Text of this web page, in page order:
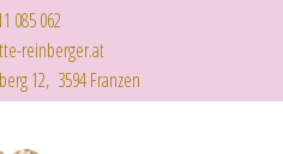
085 062
reinberger.at
12, 3594 Franzen